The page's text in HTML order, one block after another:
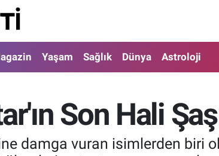
Yaşam Sağlık Dünya Astroloji
Son Hali
damga vuran isimlerden biri